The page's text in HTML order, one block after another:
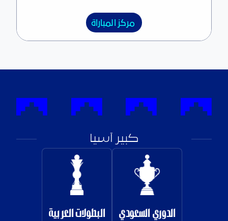
مركز المباراة
كبير آسيا
الدوري السعودي البطولات العربية